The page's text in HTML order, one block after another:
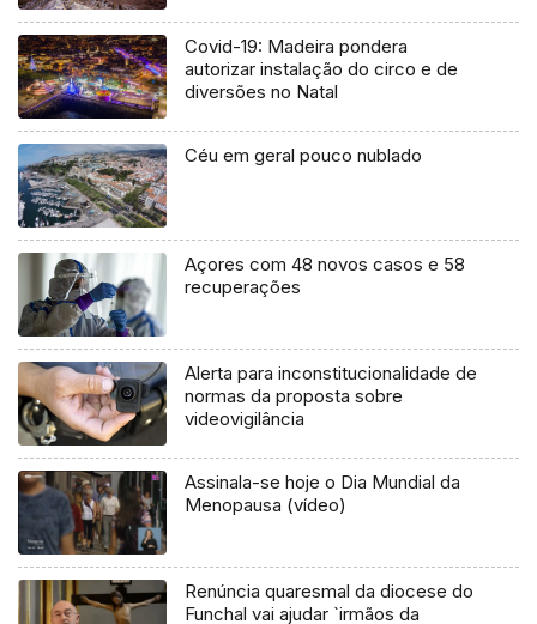
Covid-19: Madeira pondera
autorizar instalação do circo e de
diversões no Natal
Céu em geral pouco nublado
Açores com 48 novos casos e 58
recuperações
Alerta para inconstitucionalidade de
normas da proposta sobre
videovigilância
Assinala-se hoje o Dia Mundial da
Menopausa (vídeo)
Renúncia quaresmal da diocese do
Funchal vai ajudar `irmãos da